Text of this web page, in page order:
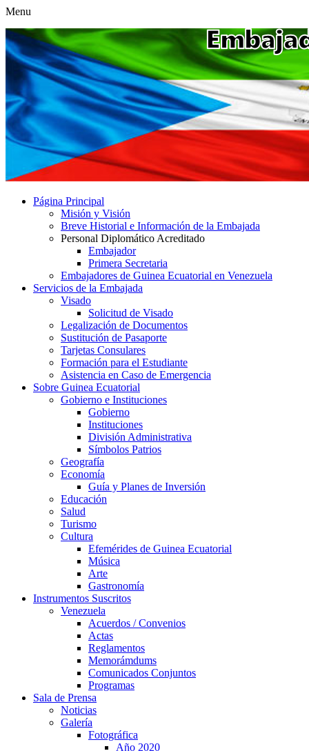
Menu
Página Principal
Misión y Visión
Breve Historial e Información de la Embajada
Personal Diplomático Acreditado
Embajador
Primera Secretaria
Embajadores de Guinea Ecuatorial en Venezuela
Servicios de la Embajada
Visado
Solicitud de Visado
Legalización de Documentos
Sustitución de Pasaporte
Tarjetas Consulares
Formación para el Estudiante
Asistencia en Caso de Emergencia
Sobre Guinea Ecuatorial
Gobierno e Instituciones
Gobierno
Instituciones
División Administrativa
Símbolos Patrios
Geografía
Economía
Guía y Planes de Inversión
Educación
Salud
Turismo
Cultura
Efemérides de Guinea Ecuatorial
Música
Arte
Gastronomía
Instrumentos Suscritos
Venezuela
Acuerdos / Convenios
Actas
Reglamentos
Memorámdums
Comunicados Conjuntos
Programas
Sala de Prensa
Noticias
Galería
Fotográfica
Año 2020